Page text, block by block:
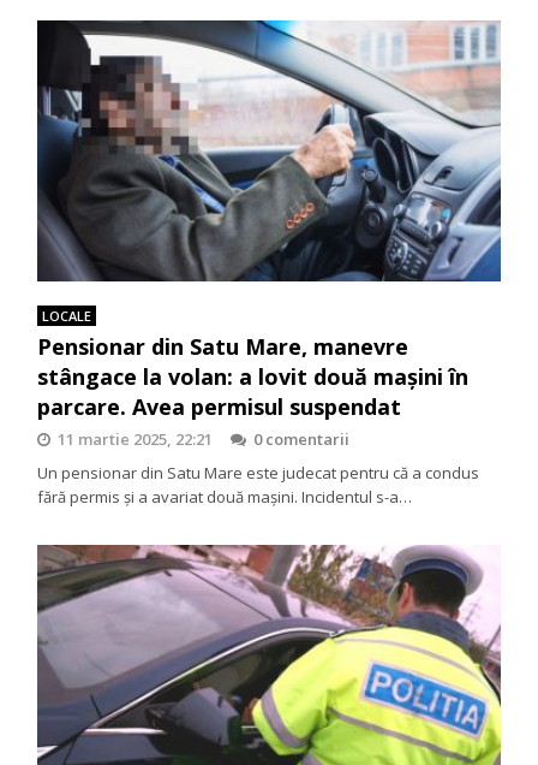
LOCALE
Pensionar din Satu Mare, manevre
stângace la volan: a lovit două mașini în
parcare. Avea permisul suspendat
11 martie 2025, 22:21
0 comentarii
Un pensionar din Satu Mare este judecat pentru că a condus
fără permis și a avariat două mașini. Incidentul s-a…